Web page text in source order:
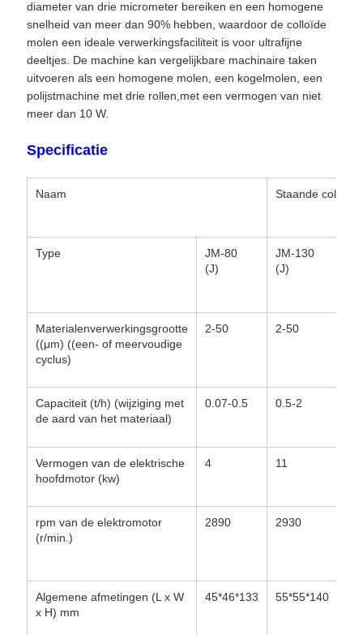
diameter van drie micrometer bereiken en een homogene
snelheid van meer dan 90% hebben, waardoor de colloïde
molen een ideale verwerkingsfaciliteit is voor ultrafijne
deeltjes. De machine kan vergelijkbare machinaire taken
uitvoeren als een homogene molen, een kogelmolen, een
polijstmachine met drie rollen,met een vermogen van niet
meer dan 10 W.
Specificatie
Naam Staande
Type
JM-80
(J)
JM-130
(J)
Materialenverwerkingsgrootte
((μm) ((een- of meervoudige
cyclus)
2-50 2-50
Capaciteit (t/h) (wijziging met
de aard van het materiaal)
0.07-0.5 0.5-2
Vermogen van de elektrische
hoofdmotor (kw)
4 11
rpm van de elektromotor
(r/min.)
2890 2930
Algemene afmetingen (L x W
x H) mm
45*46*133 55*55*140